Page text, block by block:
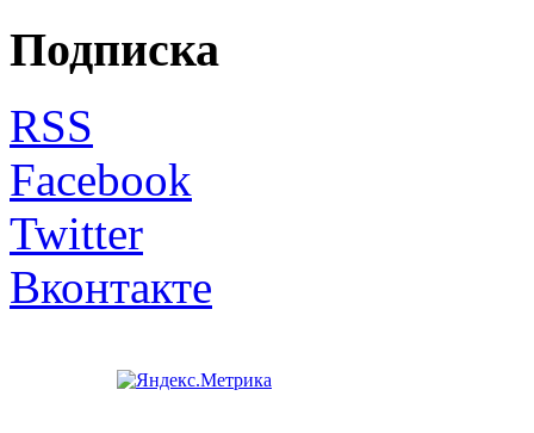
Подписка
RSS
Facebook
Twitter
Вконтакте